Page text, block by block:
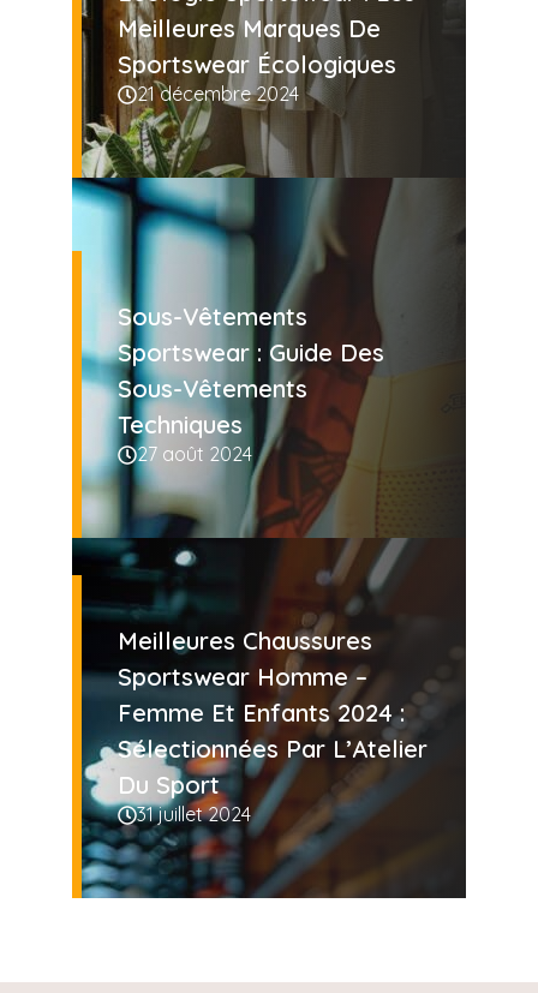
Meilleures Marques De
Sportswear Écologiques
21 décembre 2024
Sous-Vêtements
Sportswear : Guide Des
Sous-Vêtements
Techniques
27 août 2024
Meilleures Chaussures
Sportswear Homme –
Femme Et Enfants 2024 :
Sélectionnées Par L’Atelier
Du Sport
31 juillet 2024